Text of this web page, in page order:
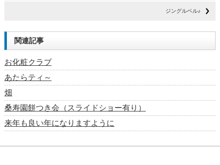
ジングルベル♪
関連記事
お化粧クラブ
あたらティ～
畑
桑寿園餅つき会（スライドショー有り）
来年も良い年になりますように